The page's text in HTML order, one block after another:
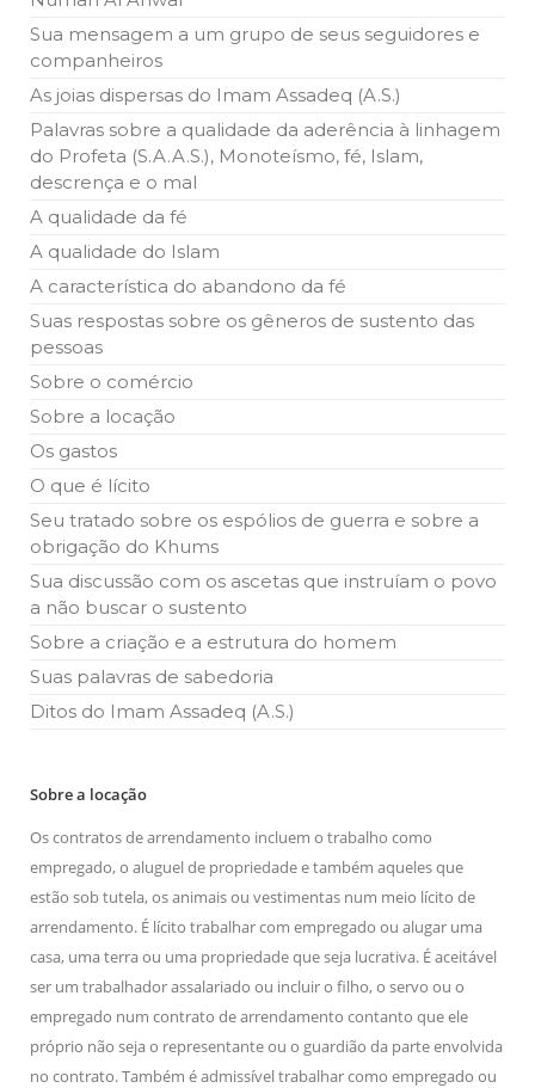
Falecimento do Imam Ali Ibn Al-Hussein
(A.S.)
data em que relembramos o martírio do quarto Imam dos
(A.S.), conhecido por “Zein Al-Ábidin” (Formosura
NOTÍCIAS
Centro Islâmico no Brasil recebe o ex-
ministro das Relações Exteriores da
Na noite da quinta-feira, 03 de Abril, o Centro Islâmico no
Brasil recebeu em sua sede, em São Paulo, o ex-ministro das
Kharrazi, que encontra-se visitando
Sua mensagem a um grupo de seus seguidores e
companheiros
As joias dispersas do Imam Assadeq (A.S.)
Palavras sobre a qualidade da aderência à linhagem
do Profeta (S.A.A.S.), Monoteísmo, fé, Islam,
descrença e o mal
A qualidade da fé
A qualidade do Islam
A característica do abandono da fé
Suas respostas sobre os gêneros de sustento das
pessoas
Sobre o comércio
Sobre a locação
Os gastos
O que é lícito
Seu tratado sobre os espólios de guerra e sobre a
obrigação do Khums
Sua discussão com os ascetas que instruíam o povo
a não buscar o sustento
Sobre a criação e a estrutura do homem
Suas palavras de sabedoria
Ditos do Imam Assadeq (A.S.)
Sobre a locação
Os contratos de arrendamento incluem o trabalho como
empregado, o aluguel de propriedade e também aqueles que
estão sob tutela, os animais ou vestimentas num meio lícito de
arrendamento. É lícito trabalhar com empregado ou alugar uma
casa, uma terra ou uma propriedade que seja lucrativa. É aceitável
ser um trabalhador assalariado ou incluir o filho, o servo ou o
empregado num contrato de arrendamento contanto que ele
próprio não seja o representante ou o guardião da parte envolvida
no contrato. Também é admissível trabalhar como empregado ou